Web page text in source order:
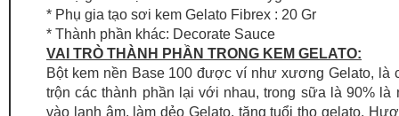
* Phụ gia tạo sơi kem Gelato Fibrex : 20 Gr
* Thành phần khác: Decorate Sauce
VAI TRÒ THÀNH PHẦN TRONG KEM GELATO:
Bột kem nền Base 100 được ví như xương Gelato,
trộn các thành phần lại với nhau, trong sữa là 90%
vào lạnh âm, làm dẻo Gelato, tăng tuổi thọ gelato.